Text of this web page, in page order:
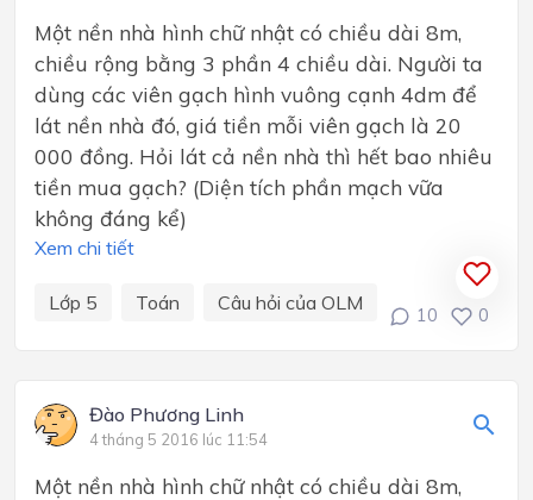
Một nền nhà hình chữ nhật có chiều dài 8m,
chiều rộng bằng 3 phần 4 chiều dài. Người ta
dùng các viên gạch hình vuông cạnh 4dm để
lát nền nhà đó, giá tiền mỗi viên gạch là 20
000 đồng. Hỏi lát cả nền nhà thì hết bao nhiêu
tiền mua gạch? (Diện tích phần mạch vữa
không đáng kể)
Xem chi tiết
Lớp 5 Toán Câu hỏi của OLM
10 0
Đào Phương Linh
4 tháng 5 2016 lúc 11:54
Một nền nhà hình chữ nhật có chiều dài 8m,